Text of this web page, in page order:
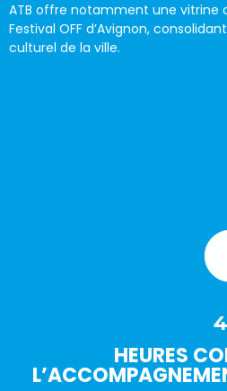
ATB offre notamment une vitrine
Festival OFF d’Avignon,
culturel de la ville.
HEURES